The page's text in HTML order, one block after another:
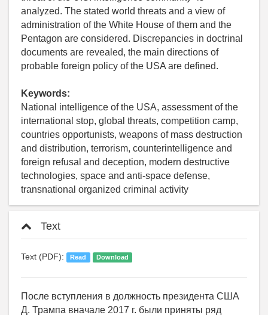
analyzed. The stated world threats and a view of
administration of the White House of them and the
Pentagon are considered. Discrepancies in doctrinal
documents are revealed, the main directions of
probable foreign policy of the USA are defined.
Keywords:
National intelligence of the USA, assessment of the
international stop, global threats, competition camp,
countries opportunists, weapons of mass destruction
and distribution, terrorism, counterintelligence and
foreign refusal and deception, modern destructive
technologies, space and anti-space defense,
transnational organized criminal activity
Text
Text (PDF): Read Download
После вступления в должность президента США
Д. Трампа вначале 2017 г. были приняты ряд